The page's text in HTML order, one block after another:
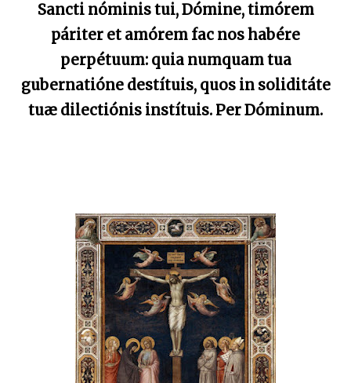
Sancti nóminis tui, Dómine, timórem
páriter et amórem fac nos habére
perpétuum: quia numquam tua
gubernatióne destítuis, quos in soliditáte
tuæ dilectiónis instítuis. Per Dóminum.